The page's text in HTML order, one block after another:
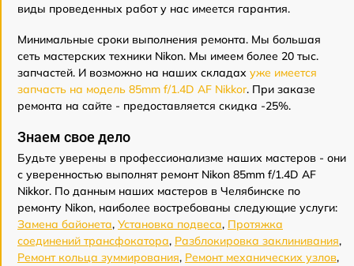
виды проведенных работ у нас имеется гарантия.
Минимальные сроки выполнения ремонта. Мы большая
сеть мастерских техники Nikon. Мы имеем более 20 тыс.
запчастей. И возможно на наших складах уже имеется
запчасть на модель 85mm f/1.4D AF Nikkor. При заказе
ремонта на сайте - предоставляется скидка -25%.
Знаем свое дело
Будьте уверены в профессионализме наших мастеров - они
с уверенностью выполнят ремонт Nikon 85mm f/1.4D AF
Nikkor. По данным наших мастеров в Челябинске по
ремонту Nikon, наиболее востребованы следующие услуги:
Замена байонета, Установка подвеса, Протяжка
соединений трансфокатора, Разблокировка заклинивания,
Ремонт кольца зуммирования, Ремонт механических узлов,